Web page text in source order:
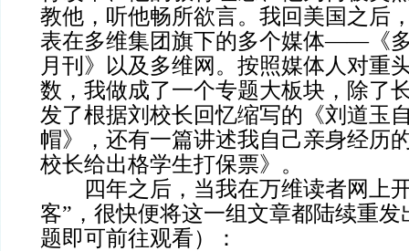
教他，听他畅所欲言。我回美国之后
表在多维集团旗下的多个媒体——《
月刊》以及多维网。按照媒体人对重
数，我做成了一个专题大板块，除了
发了根据刘校长回忆缩写的《刘道玉
帽》，还有一篇讲述我自己亲身经历
校长给出格学生打保票》。
四年之后，当我在万维读者网上
客”，很快便将这一组文章都陆续重
题即可前往观看）：